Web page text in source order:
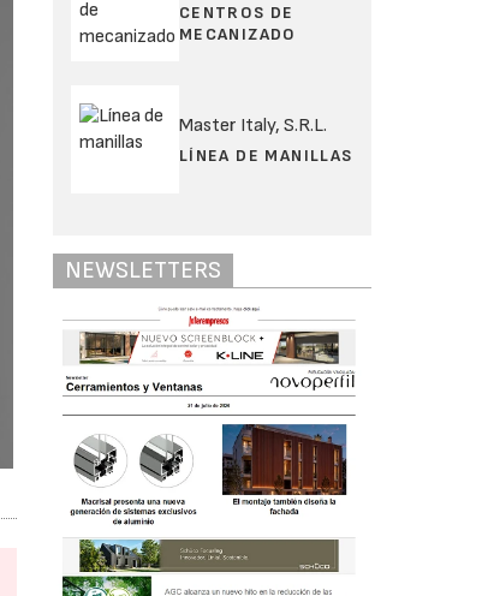
CENTROS DE
MECANIZADO
Master Italy, S.R.L.
LÍNEA DE MANILLAS
NEWSLETTERS